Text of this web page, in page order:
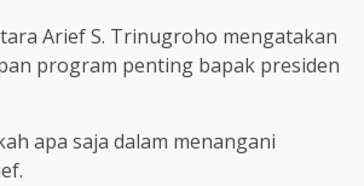
Arief S. Trinugroho mengatakan
program penting bapak presiden
apa saja dalam menangani